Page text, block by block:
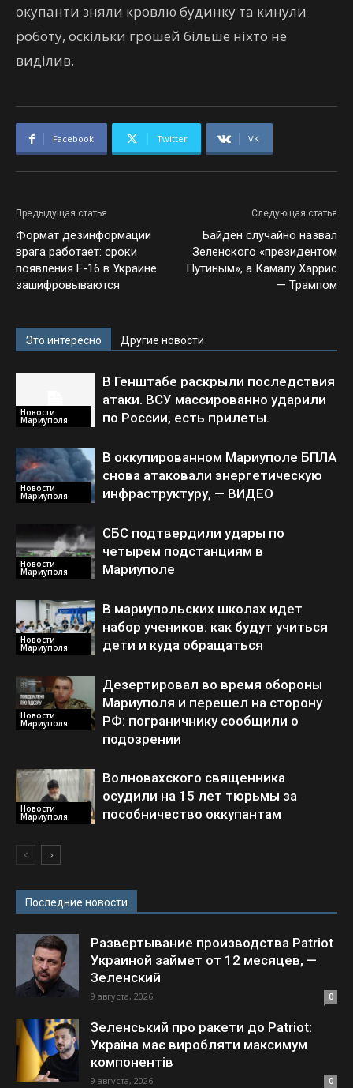
окупанти зняли кровлю будинку та кинули
роботу, оскільки грошей більше ніхто не
виділив.
Facebook Twitter VK
Предыдущая статья
Формат дезинформации
врага работает: сроки
появления F-16 в Украине
зашифровываются
Следующая статья
Байден случайно назвал
Зеленского «президентом
Путиным», а Камалу Харрис
— Трампом
Это интересно Другие новости
Новости
Мариуполя
В Генштабе раскрыли последствия
атаки. ВСУ массированно ударили
по России, есть прилеты.
Новости
Мариуполя
В оккупированном Мариуполе БПЛА
снова атаковали энергетическую
инфраструктуру, — ВИДЕО
Новости
Мариуполя
СБС подтвердили удары по
четырем подстанциям в
Мариуполе
Новости
Мариуполя
В мариупольских школах идет
набор учеников: как будут учиться
дети и куда обращаться
Новости
Мариуполя
Дезертировал во время обороны
Мариуполя и перешел на сторону
РФ: пограничнику сообщили о
подозрении
Новости
Мариуполя
Волновахского священника
осудили на 15 лет тюрьмы за
пособничество оккупантам
Последние новости
Развертывание производства Patriot
Украиной займет от 12 месяцев, —
Зеленский
9 августа, 2026 0
Зеленський про ракети до Patriot:
Україна має виробляти максимум
компонентів
9 августа, 2026 0